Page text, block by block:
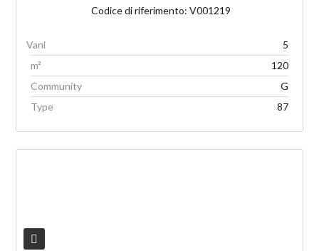
Codice di riferimento: V001219
5
m²
120
Community
G
Type
87